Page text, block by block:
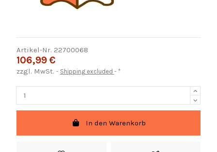
Artikel-Nr. 22700068
106,99 €
zzgl. MwSt. Shipping excluded *
In den Warenkorb